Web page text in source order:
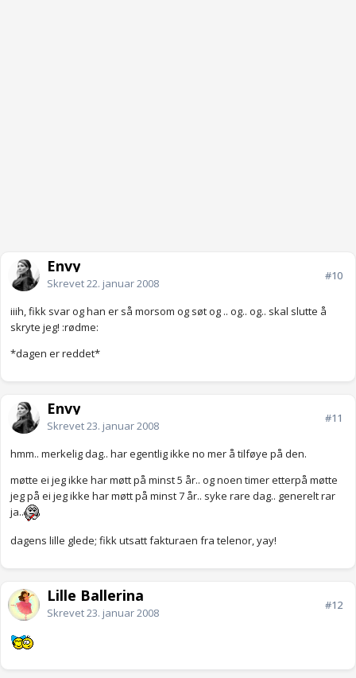
Envy
Skrevet22. januar 2008
#10
iiih, fikk svar og han er så morsom og søt og .. og.. og.. skal slutte å
skryte jeg! :rødme:
*dagen er reddet*
Envy
Skrevet23. januar 2008
#11
hmm.. merkelig dag.. har egentlig ikke no mer å tilføye på den.
møtte ei jeg ikke har møtt på minst 5 år.. og noen timer etterpå møtte
jeg på ei jeg ikke har møtt på minst 7 år.. syke rare dag.. generelt rar
ja..
dagens lille glede; fikk utsatt fakturaen fra telenor, yay!
Lille Ballerina
Skrevet23. januar 2008
#12